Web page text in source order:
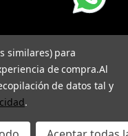
similares) para
de compra.Al
de datos tal y
.